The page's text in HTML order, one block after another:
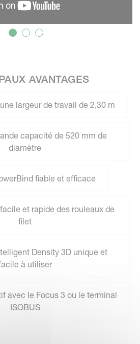
AVANTAGES
largeur de travail de 2,30 m
capacité de 520 mm de
diamètre
fiable et efficace
et rapide des rouleaux de
filet
Density 3D unique et
à utiliser
avec le Focus 3 ou le terminal
ISOBUS